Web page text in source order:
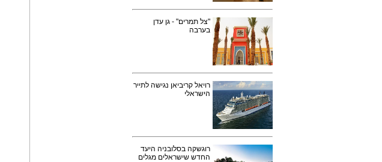
"צל תמרים" - גן עדן
בערבה
רויאל קריביאן נגישה לתייר
הישראלי
רוגשקה בסלובניה היעד
החדש שישראלים מגלים